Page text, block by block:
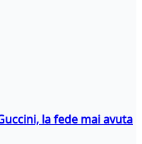
la fede mai avuta